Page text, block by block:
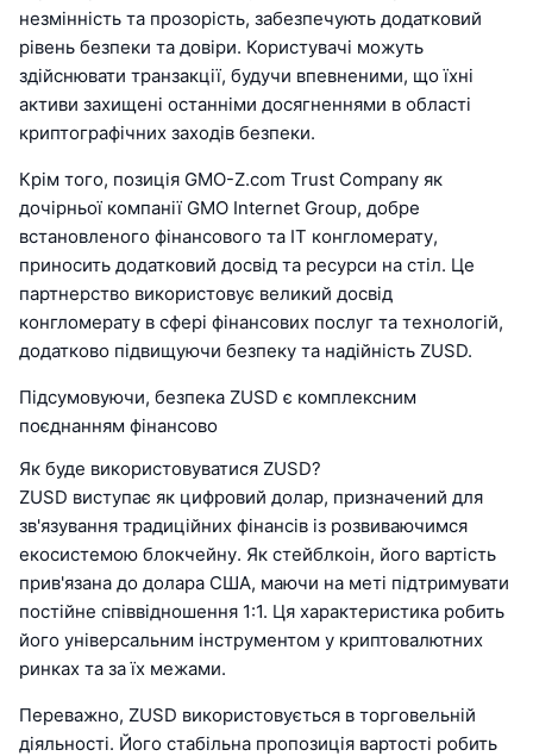
незмінність та прозорість, забезпечують додатковий
рівень безпеки та довіри. Користувачі можуть
здійснювати транзакції, будучи впевненими, що їхні
активи захищені останніми досягненнями в області
криптографічних заходів безпеки.
Крім того, позиція GMO-Z.com Trust Company як
дочірньої компанії GMO Internet Group, добре
встановленого фінансового та ІТ конгломерату,
приносить додатковий досвід та ресурси на стіл. Це
партнерство використовує великий досвід
конгломерату в сфері фінансових послуг та технологій,
додатково підвищуючи безпеку та надійність ZUSD.
Підсумовуючи, безпека ZUSD є комплексним
поєднанням фінансово
Як буде використовуватися ZUSD?
ZUSD виступає як цифровий долар, призначений для
зв'язування традиційних фінансів із розвиваючимся
екосистемою блокчейну. Як стейблкоін, його вартість
прив'язана до долара США, маючи на меті підтримувати
постійне співвідношення 1:1. Ця характеристика робить
його універсальним інструментом у криптовалютних
ринках та за їх межами.
Переважно, ZUSD використовується в торговельній
діяльності. Його стабільна пропозиція вартості робить